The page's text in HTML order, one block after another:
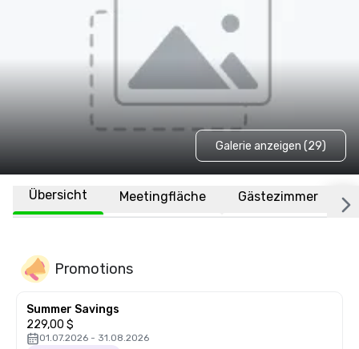
Galerie anzeigen (29)
Übersicht Meetingfläche Gästezimmer
Promotions
Summer Savings
229,00 $
01.07.2026 - 31.08.2026